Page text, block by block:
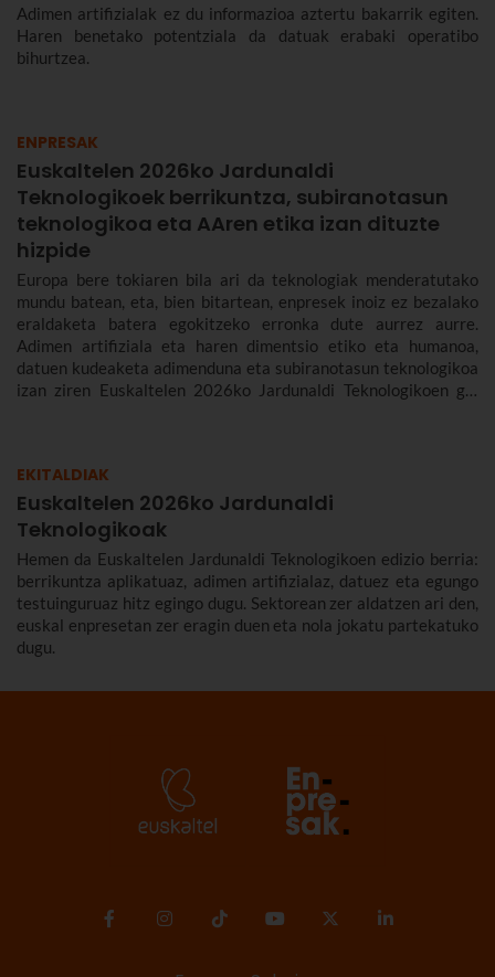
Adimen artifizialak ez du informazioa aztertu bakarrik egiten.
Haren benetako potentziala da datuak erabaki operatibo
bihurtzea.
ENPRESAK
Euskaltelen 2026ko Jardunaldi
Teknologikoek berrikuntza, subiranotasun
teknologikoa eta AAren etika izan dituzte
hizpide
Europa bere tokiaren bila ari da teknologiak menderatutako
mundu batean, eta, bien bitartean, enpresek inoiz ez bezalako
eraldaketa batera egokitzeko erronka dute aurrez aurre.
Adimen artifiziala eta haren dimentsio etiko eta humanoa,
datuen kudeaketa adimenduna eta subiranotasun teknologikoa
izan ziren Euskaltelen 2026ko Jardunaldi Teknologikoen gai
EKITALDIAK
Euskaltelen 2026ko Jardunaldi
Teknologikoak
Hemen da Euskaltelen Jardunaldi Teknologikoen edizio berria:
berrikuntza aplikatuaz, adimen artifizialaz, datuez eta egungo
testuinguruaz hitz egingo dugu. Sektorean zer aldatzen ari den,
euskal enpresetan zer eragin duen eta nola jokatu partekatuko
dugu.